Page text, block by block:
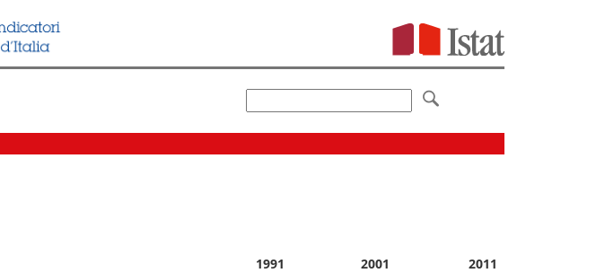
1991 2001 2011